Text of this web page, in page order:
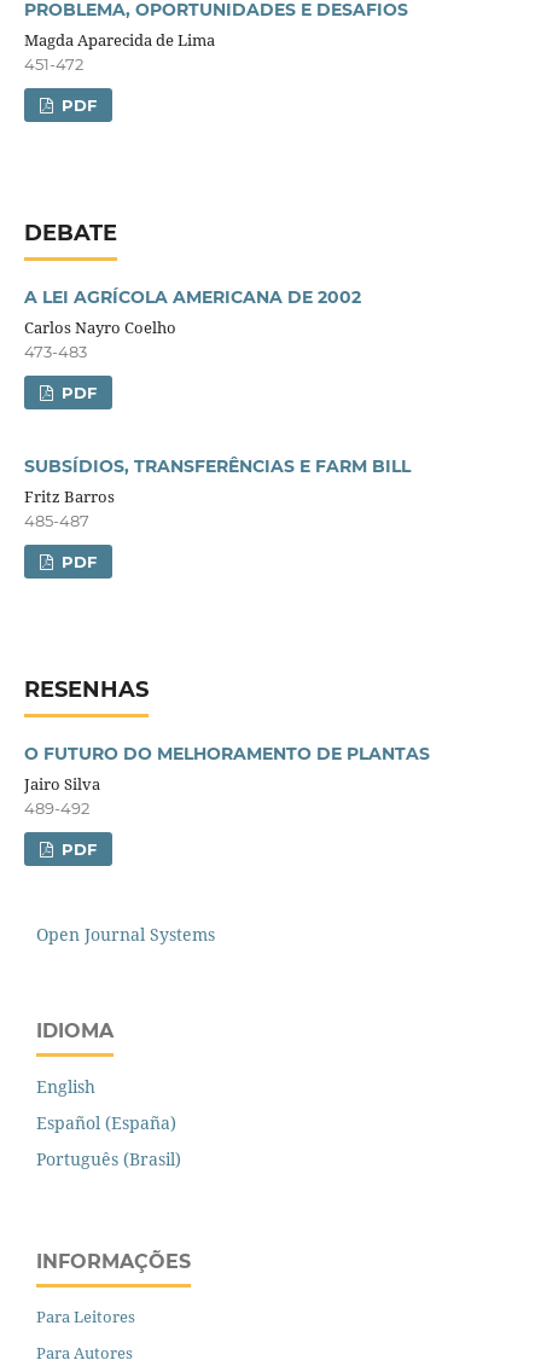
PROBLEMA, OPORTUNIDADES E DESAFIOS
Magda Aparecida de Lima
451-472
PDF
DEBATE
A LEI AGRÍCOLA AMERICANA DE 2002
Carlos Nayro Coelho
473-483
PDF
SUBSÍDIOS, TRANSFERÊNCIAS E FARM BILL
Fritz Barros
485-487
PDF
RESENHAS
O FUTURO DO MELHORAMENTO DE PLANTAS
Jairo Silva
489-492
PDF
Open Journal Systems
IDIOMA
English
Español (España)
Português (Brasil)
INFORMAÇÕES
Para Leitores
Para Autores